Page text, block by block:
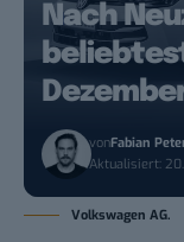
Nach
vonFabian
Aktualisiert:
Volkswagen AG.